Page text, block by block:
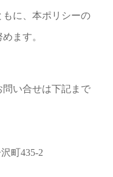
に、本ポリシーの
ます。
い合せは下記まで
町435-2